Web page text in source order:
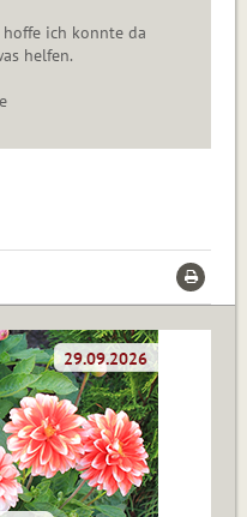
hoffe ich konnte da
helfen.